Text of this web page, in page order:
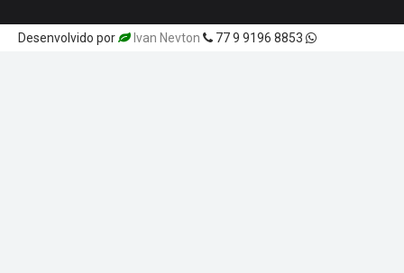
Desenvolvido por Ivan Nevton 77 9 9196 8853